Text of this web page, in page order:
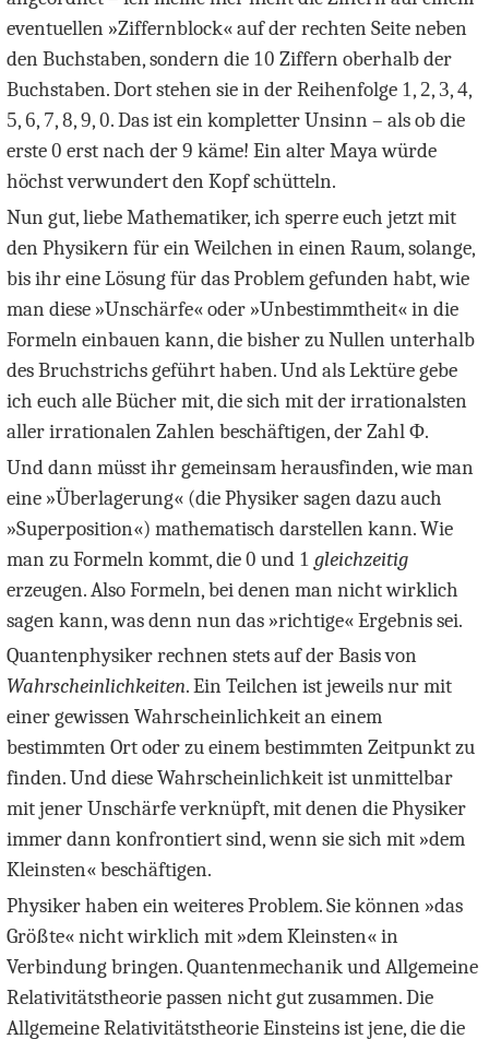
eventuellen »Ziffernblock« auf der rechten Seite neben
den Buchstaben, sondern die 10 Ziffern oberhalb der
Buchstaben. Dort stehen sie in der Reihenfolge 1, 2, 3,4,
5,6, 7,8,9,0. Das ist ein kompletter Unsinn – als ob die
erste0 erst nach der9 käme! Ein alter Maya würde
höchst verwundert den Kopf schütteln.
Nun gut, liebe Mathematiker, ich sperre euch jetzt mit
den Physikern für ein Weilchen in einen Raum, solange,
bis ihr eine Lösung für das Problem gefunden habt, wie
man diese »Unschärfe« oder »Unbestimmtheit« in die
Formeln einbauen kann, die bisher zu Nullen unterhalb
des Bruchstrichs geführt haben. Und als Lektüre gebe
ich euch alle Bücher mit, die sich mit der irrationalsten
aller irrationalen Zahlen beschäftigen, der ZahlΦ.
Und dann müsst ihr gemeinsam herausfinden, wie man
eine »Überlagerung« (die Physiker sagen dazu auch
»Superposition«) mathematisch darstellen kann. Wie
man zu Formeln kommt, die0 und 1 gleichzeitig
erzeugen. Also Formeln, bei denen man nicht wirklich
sagen kann, was denn nun das »richtige« Ergebnis sei.
Quantenphysiker rechnen stets auf der Basis von
Wahrscheinlichkeiten. Ein Teilchen ist jeweils nur mit
einer gewissen Wahrscheinlichkeit an einem
bestimmten Ort oder zu einem bestimmten Zeitpunkt zu
finden. Und diese Wahrscheinlichkeit ist unmittelbar
mit jener Unschärfe verknüpft, mit denen die Physiker
immer dann konfrontiert sind, wenn sie sich mit »dem
Kleinsten« beschäftigen.
Physiker haben ein weiteres Problem. Sie können »das
Größte« nicht wirklich mit »dem Kleinsten« in
Verbindung bringen. Quantenmechanik und Allgemeine
Relativitätstheorie passen nicht gut zusammen. Die
Allgemeine Relativitätstheorie Einsteins ist jene, die die